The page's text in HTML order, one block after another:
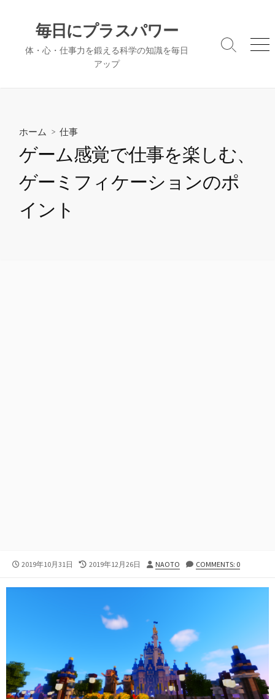
毎日にプラスパワー
体・心・仕事力を鍛える科学の知識を毎日
アップ
検
メ
ホーム > 仕事
ゲーム感覚で仕事を楽しむ、
ゲーミフィケーションのポ
イント
公
日
2019年10月31日
最
更
2019年12月26日
投
者
NAOTO COMMENTS: 0